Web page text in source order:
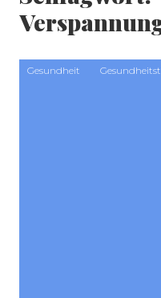
Gesundheit